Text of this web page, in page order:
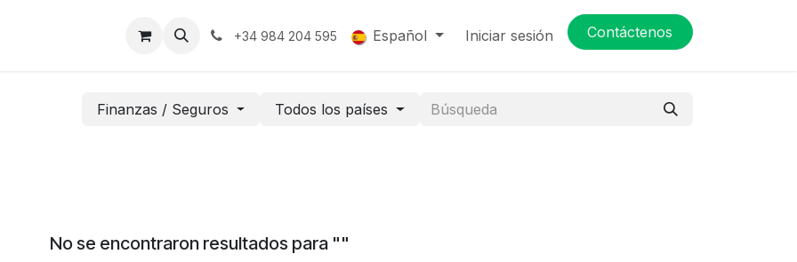
+34 984 204 595 Español Iniciar sesión Contáctenos
Finanzas / Seguros Todos los países
No se encontraron resultados para ""